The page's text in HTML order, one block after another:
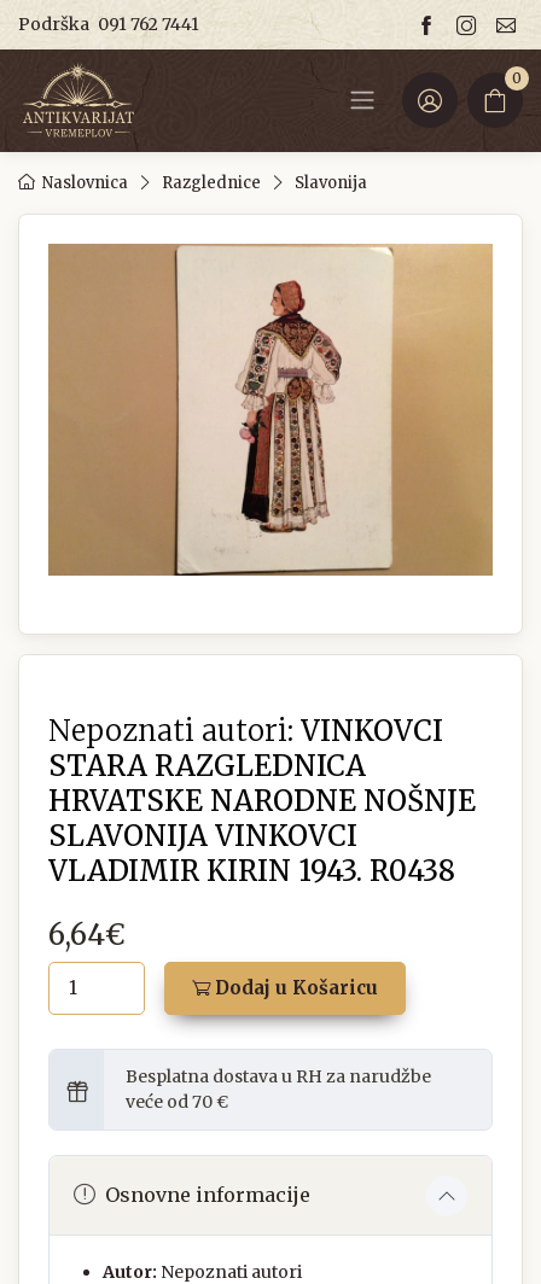
Podrška 091 762 7441
0
Naslovnica Razglednice Slavonija
Nepoznati autori: VINKOVCI
STARA RAZGLEDNICA
HRVATSKE NARODNE NOŠNJE
SLAVONIJA VINKOVCI
VLADIMIR KIRIN 1943. R0438
6,64€
Dodaj u Košaricu
Besplatna dostava u RH za narudžbe
veće od 70 €
Osnovne informacije
Autor: Nepoznati autori